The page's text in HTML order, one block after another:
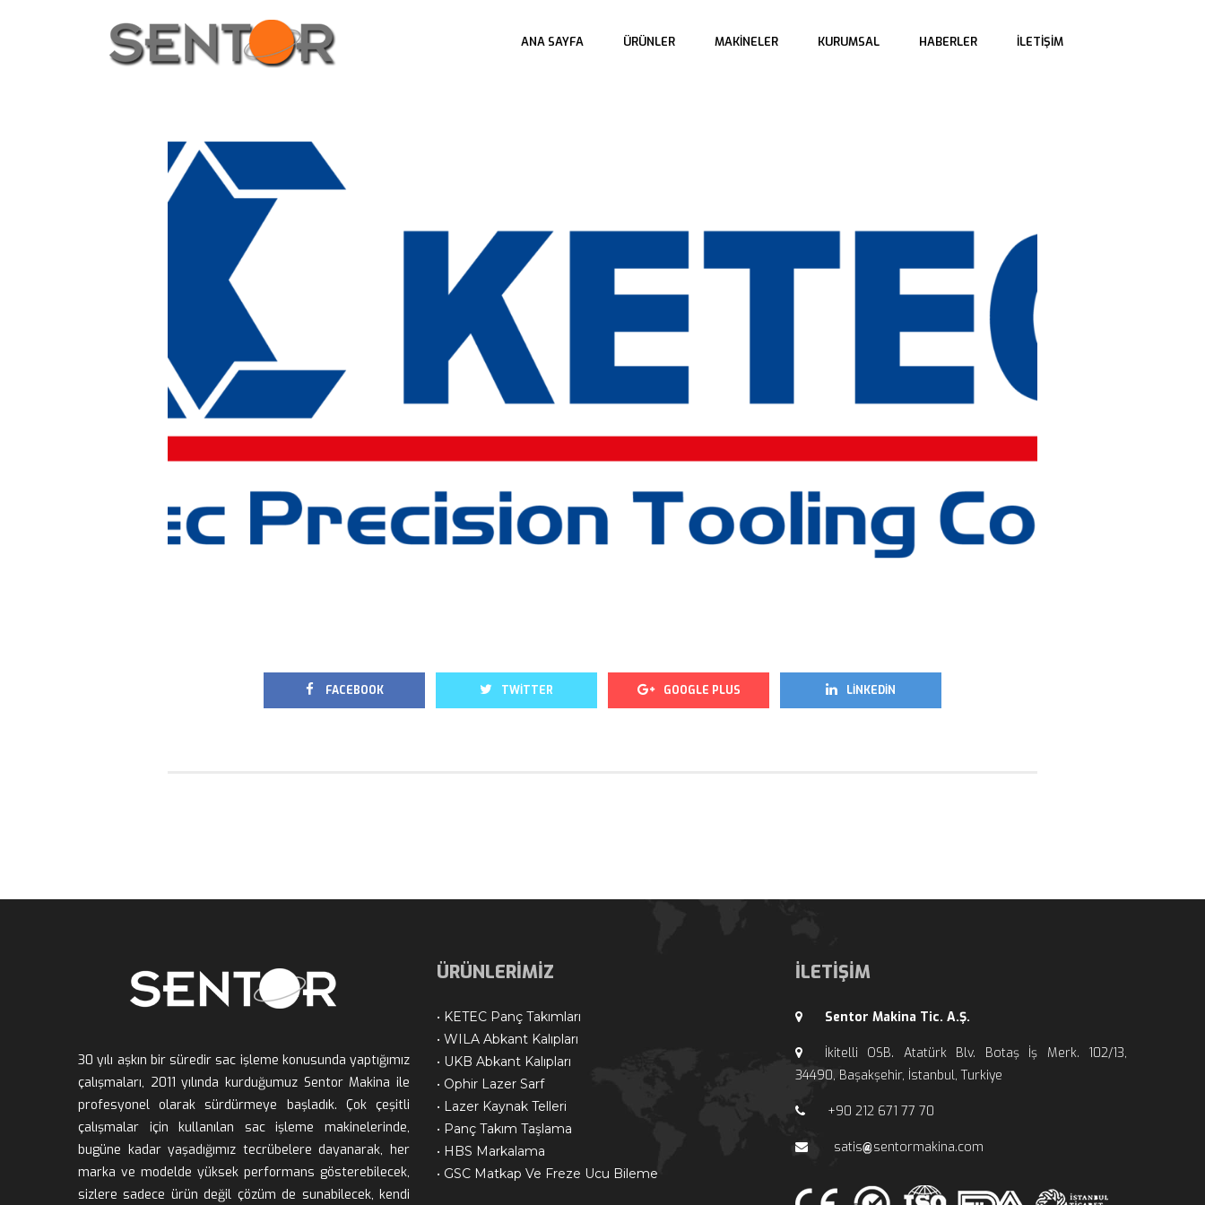
ANA SAYFA ÜRÜNLER MAKINELER KURUMSAL HABERLER İLETIŞIM
FACEBOOK TWITTER GOOGLE PLUS LINKEDIN
30 yılı aşkın bir süredir sac işleme konusunda yaptığımız
çalışmaları, 2011 yılında kurduğumuz Sentor Makina ile
profesyonel olarak sürdürmeye başladık. Çok çeşitli
çalışmalar için kullanılan sac işleme makinelerinde,
bugüne kadar yaşadığımız tecrübelere dayanarak, her
marka ve modelde yüksek performans gösterebilecek,
izlere sadece ürün değil çözüm de sunabilecek, kendi
ÜRÜNLERİMİZ
• KETEC Panç Takımları
• WILA Abkant Kalıpları
• UKB Abkant Kalıpları
• Ophir Lazer Sarf
• Lazer Kaynak Telleri
• Panç Takım Taşlama
• HBS Markalama
• GSC Matkap Ve Freze Ucu Bileme
İLETİŞİM
Sentor Makina Tic. A.Ş.
İkitelli OSB. Atatürk Blv. Botaş İş Merk. 102/13,
34490, Başakşehir, İstanbul, Turkiye
+90 212 671 77 70
sati entormakina.com